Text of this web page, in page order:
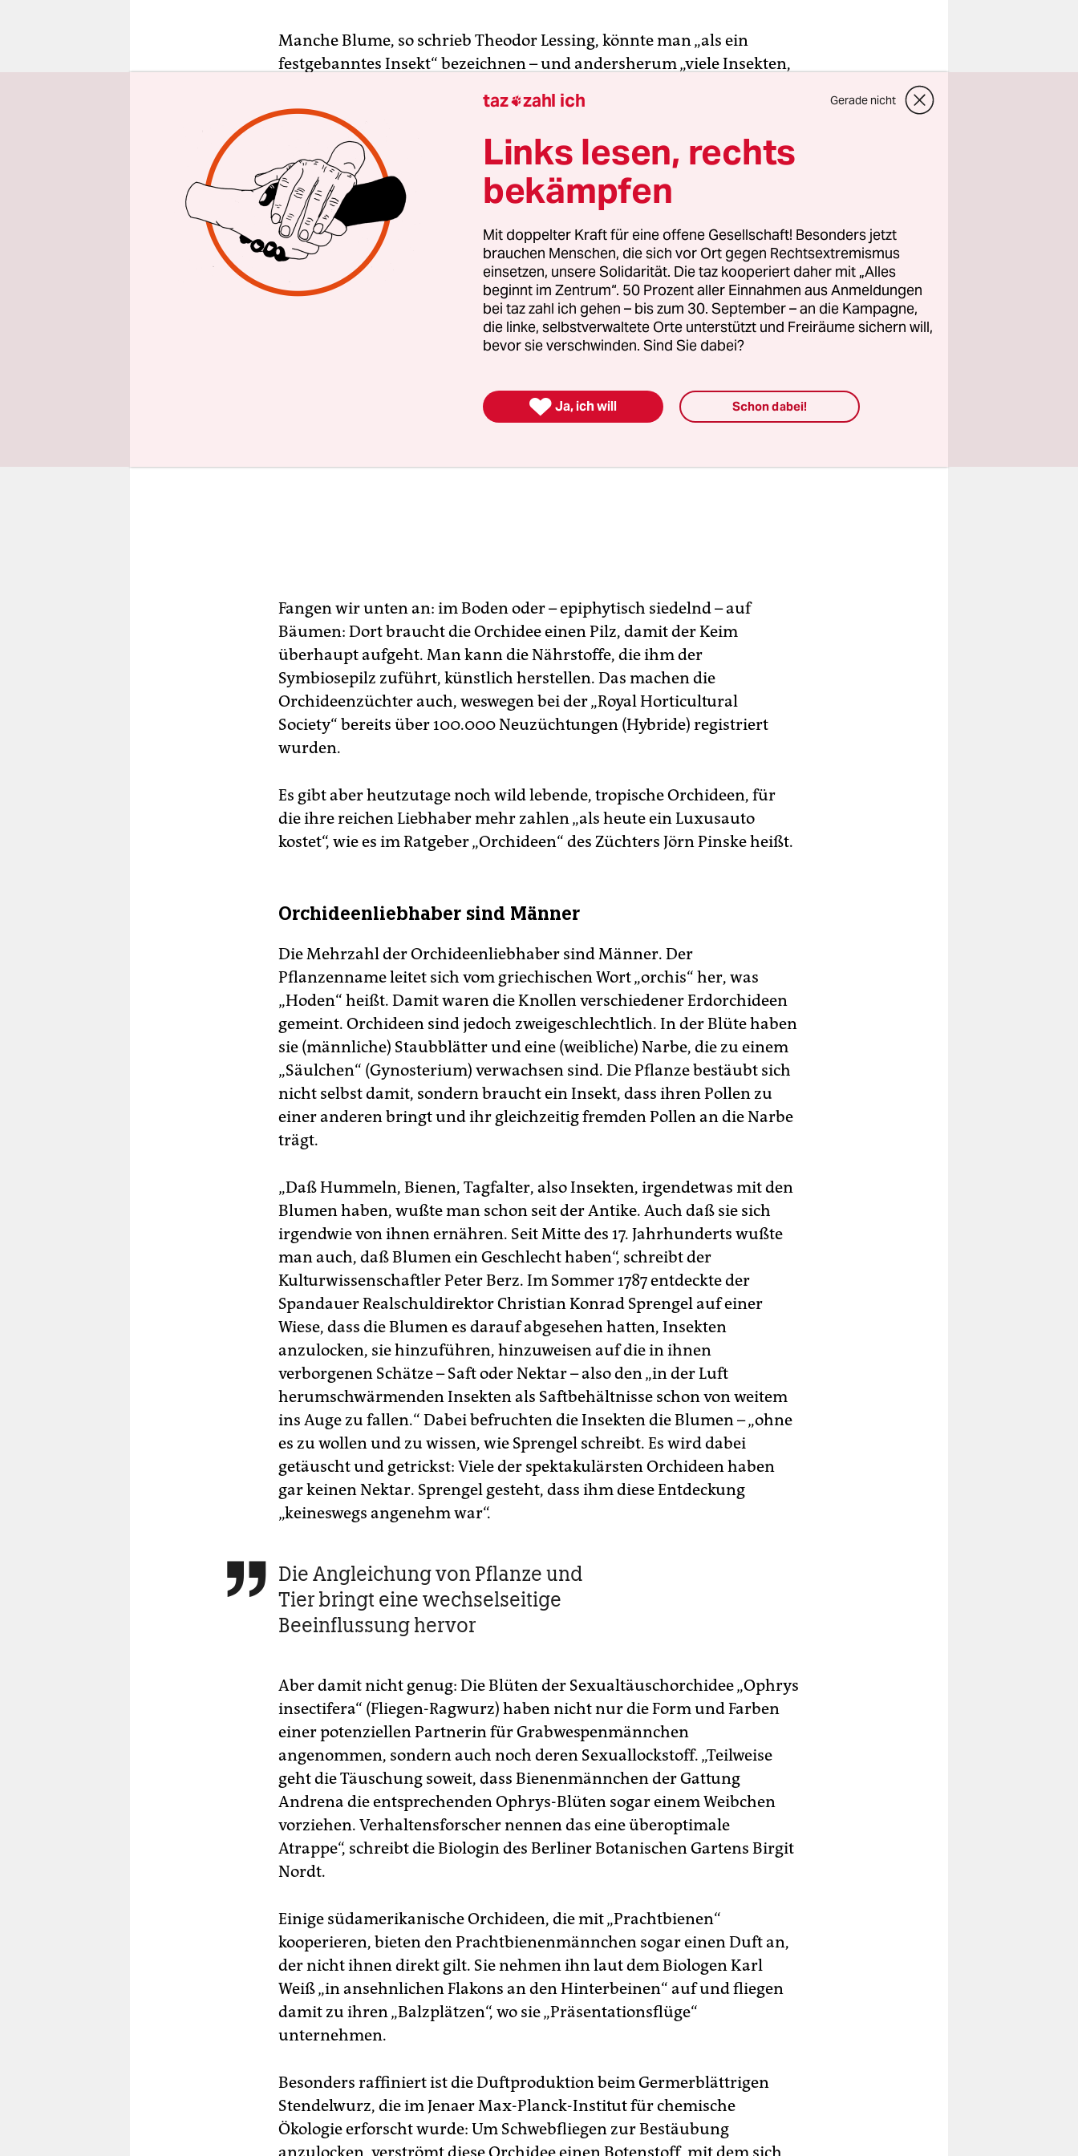
Manche Blume, so schrieb Theodor Lessing, könnte man „als ein
festgebanntes Insekt“ bezeichnen – und andersherum „viele Insekten,
meisten Orchideen, von denen weltweit etwa 25.000 Arten bekannt
sind, sehen wirklich wie „festgebannte Insekten“ aus.
Vielleicht wird man sie irgendwann auch als solche neu bestimmen.
Ganz sicher weiß man jetzt schon, dass die „Königin der Blumen“ die
komplizierteste Existenzform unter den „bedecktsamigen
Blütenpflanzen“ entwickelt hat, obwohl oder weil sie angeblich in
evolutionärer Hinsicht die jüngste „Familie“ bildet.
Fangen wir unten an: im Boden oder – epiphytisch siedelnd – auf
Bäumen: Dort braucht die Orchidee einen Pilz, damit der Keim
überhaupt aufgeht. Man kann die Nährstoffe, die ihm der
Symbiosepilz zuführt, künstlich herstellen. Das machen die
Orchideenzüchter auch, weswegen bei der „Royal Horticultural
Society“ bereits über 100.000 Neuzüchtungen (Hybride) registriert
wurden.
Es gibt aber heutzutage noch wild lebende, tropische Orchideen, für
die ihre reichen Liebhaber mehr zahlen „als heute ein Luxusauto
kostet“, wie es im Ratgeber „Orchideen“ des Züchters Jörn Pinske heißt.
Orchideenliebhaber sind Männer
Die Mehrzahl der Orchideenliebhaber sind Männer. Der
Pflanzenname leitet sich vom griechischen Wort „orchis“ her, was
„Hoden“ heißt. Damit waren die Knollen verschiedener Erdorchideen
gemeint. Orchideen sind jedoch zweigeschlechtlich. In der Blüte haben
sie (männliche) Staubblätter und eine (weibliche) Narbe, die zu einem
„Säulchen“ (Gynosterium) verwachsen sind. Die Pflanze bestäubt sich
nicht selbst damit, sondern braucht ein Insekt, dass ihren Pollen zu
einer anderen bringt und ihr gleichzeitig fremden Pollen an die Narbe
trägt.
„Daß Hummeln, Bienen, Tagfalter, also Insekten, irgendetwas mit den
Blumen haben, wußte man schon seit der Antike. Auch daß sie sich
irgendwie von ihnen ernähren. Seit Mitte des 17. Jahrhunderts wußte
man auch, daß Blumen ein Geschlecht haben“, schreibt der
Kulturwissenschaftler Peter Berz. Im Sommer 1787 entdeckte der
Spandauer Realschuldirektor Christian Konrad Sprengel auf einer
Wiese, dass die Blumen es darauf abgesehen hatten, Insekten
anzulocken, sie hinzuführen, hinzuweisen auf die in ihnen
verborgenen Schätze – Saft oder Nektar – also den „in der Luft
herumschwärmenden Insekten als Saftbehältnisse schon von weitem
ins Auge zu fallen.“ Dabei befruchten die Insekten die Blumen – „ohne
es zu wollen und zu wissen, wie Sprengel schreibt. Es wird dabei
getäuscht und getrickst: Viele der spektakulärsten Orchideen haben
gar keinen Nektar. Sprengel gesteht, dass ihm diese Entdeckung
„keineswegs angenehm war“.
 Die Angleichung von Pflanze und
Tier bringt eine wechselseitige
Beeinflussung hervor
Aber damit nicht genug: Die Blüten der Sexualtäuschorchidee „Ophrys
insectifera“ (Fliegen-Ragwurz) haben nicht nur die Form und Farben
einer potenziellen Partnerin für Grabwespenmännchen
angenommen, sondern auch noch deren Sexuallockstoff. „Teilweise
geht die Täuschung soweit, dass Bienenmännchen der Gattung
Andrena die entsprechenden Ophrys-Blüten sogar einem Weibchen
vorziehen. Verhaltensforscher nennen das eine überoptimale
Atrappe“, schreibt die Biologin des Berliner Botanischen Gartens Birgit
Nordt.
Einige südamerikanische Orchideen, die mit „Prachtbienen“
kooperieren, bieten den Prachtbienenmännchen sogar einen Duft an,
der nicht ihnen direkt gilt. Sie nehmen ihn laut dem Biologen Karl
Weiß „in ansehnlichen Flakons an den Hinterbeinen“ auf und fliegen
damit zu ihren „Balzplätzen“, wo sie „Präsentationsflüge“
unternehmen.
Besonders raffiniert ist die Duftproduktion beim Germerblättrigen
Stendelwurz, die im Jenaer Max-Planck-Institut für chemische
Ökologie erforscht wurde: Um Schwebfliegen zur Bestäubung
anzulocken, verströmt diese Orchidee einen Botenstoff, mit dem sich
taz zahl ich Gerade nicht
Links lesen, rechts
bekämpfen
Mit doppelter Kraft für eine offene Gesellschaft! Besonders jetzt
brauchen Menschen, die sich vor Ort gegen Rechtsextremismus
einsetzen, unsere Solidarität. Die taz kooperiert daher mit „Alles
beginnt im Zentrum“. 50 Prozent aller Einnahmen aus Anmeldungen
bei taz zahl ich gehen – bis zum 30. September – an die Kampagne,
die linke, selbstverwaltete Orte unterstützt und Freiräume sichern will,
bevor sie verschwinden. Sind Sie dabei?
 Ja, ich will Schon dabei!